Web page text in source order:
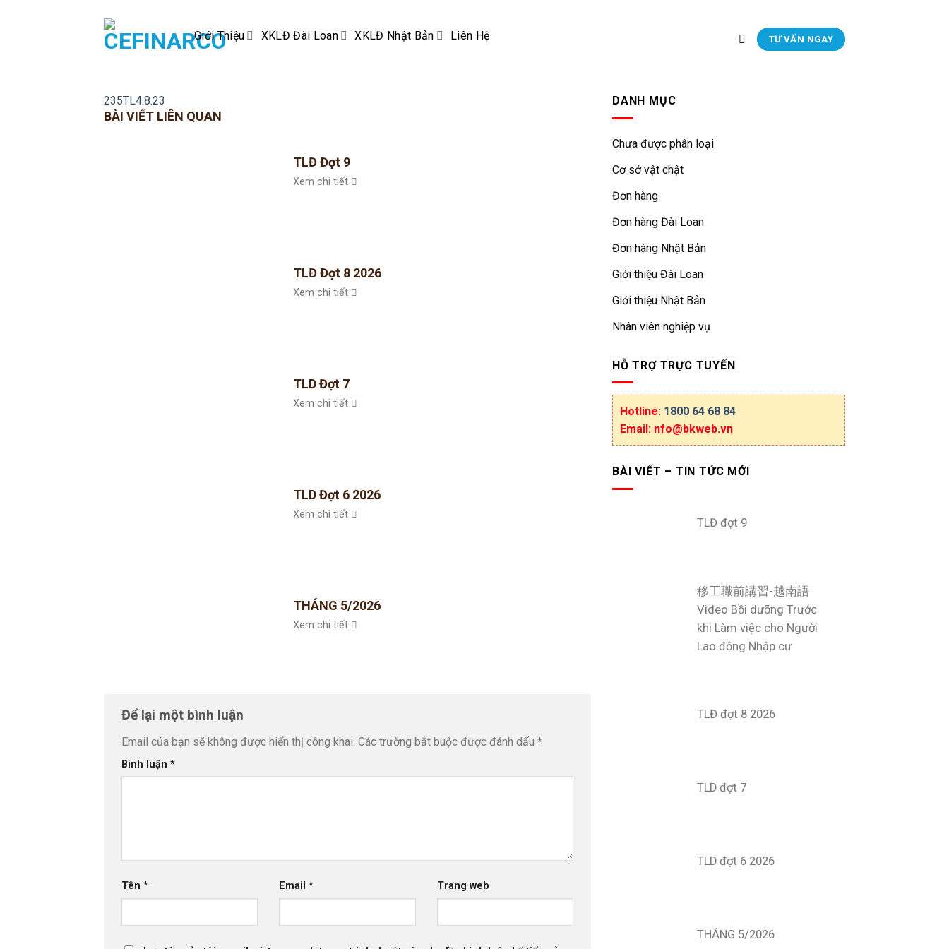
Giới Thiệu XKLĐ Đài Loan XKLĐ Nhật Bản Liên Hệ TƯ VẤN NGAY
235TL4.8.23
BÀI VIẾT LIÊN QUAN
TLĐ Đợt 9
Xem chi tiết
TLĐ Đợt 8 2026
Xem chi tiết
TLD Đợt 7
Xem chi tiết
TLD Đợt 6 2026
Xem chi tiết
THÁNG 5/2026
Xem chi tiết
Để lại một bình luận
Email của bạn sẽ không được hiển thị công khai. Các trường bắt buộc được đánh dấu *
Bình luận *
Tên * Email* Trang web
DANH MỤC
Chưa được phân loại
Cơ sở vật chật
Đơn hàng
Đơn hàng Đài Loan
Đơn hàng Nhật Bản
Giới thiệu Đài Loan
Giới thiệu Nhật Bản
Nhân viên nghiệp vụ
HỖ TRỢ TRỰC TUYẾN
Hotline: 1800 64 68 84
Email: nfo@bkweb.vn
BÀI VIẾT – TIN TỨC MỚI
TLĐ đợt 9
移工職前講習-越南語
Video Bồi dưỡng Trước
khi Làm việc cho Người
Lao động Nhập cư
TLĐ đợt 8 2026
TLD đợt 7
TLD đợt 6 2026
THÁNG 5/2026